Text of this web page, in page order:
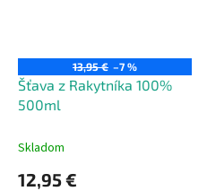
13,95 € –7 %
Šťava z Rakytníka 100%
500ml
Skladom
12,95 €